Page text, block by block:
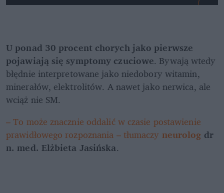
U ponad 30 procent chorych jako pierwsze
pojawiają się symptomy czuciowe. Bywają wtedy
błędnie interpretowane jako niedobory witamin,
minerałów, elektrolitów. A nawet jako nerwica, ale
wciąż nie SM.
– To może znacznie oddalić w czasie postawienie
prawidłowego rozpoznania – tłumaczy neurolog dr
n. med. Elżbieta Jasińska.